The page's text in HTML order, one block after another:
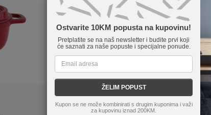
Ostvarite 10KM popusta na kupovinu!
Pretplatite se na naš newsletter i budite prvi koji
će saznati za naše popuste i specijalne ponude.
ŽELIM POPUST
Kupon se ne može kombinirati s drugim kuponima i važi
za kupovinu iznad 200KM.
Tefal C3850653
XL format – veća površina za kuhanje i pripremu većih porcija